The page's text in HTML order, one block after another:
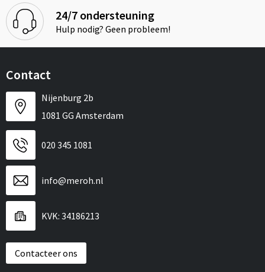
24/7 ondersteuning
Hulp nodig? Geen probleem!
Contact
Nijenburg 2b
1081 GG Amsterdam
020 345 1081
info@meroh.nl
KVK: 34186213
Contacteer ons